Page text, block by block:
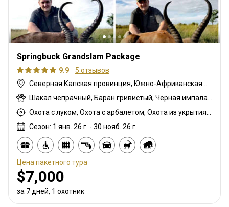
Springbuck Grandslam Package
9.9
5 отзывов
Сезон: 1 янв. 26 г. - 30 нояб. 26 г.
Цена пакетного тура
$7,000
за 7 дней, 1 охотник